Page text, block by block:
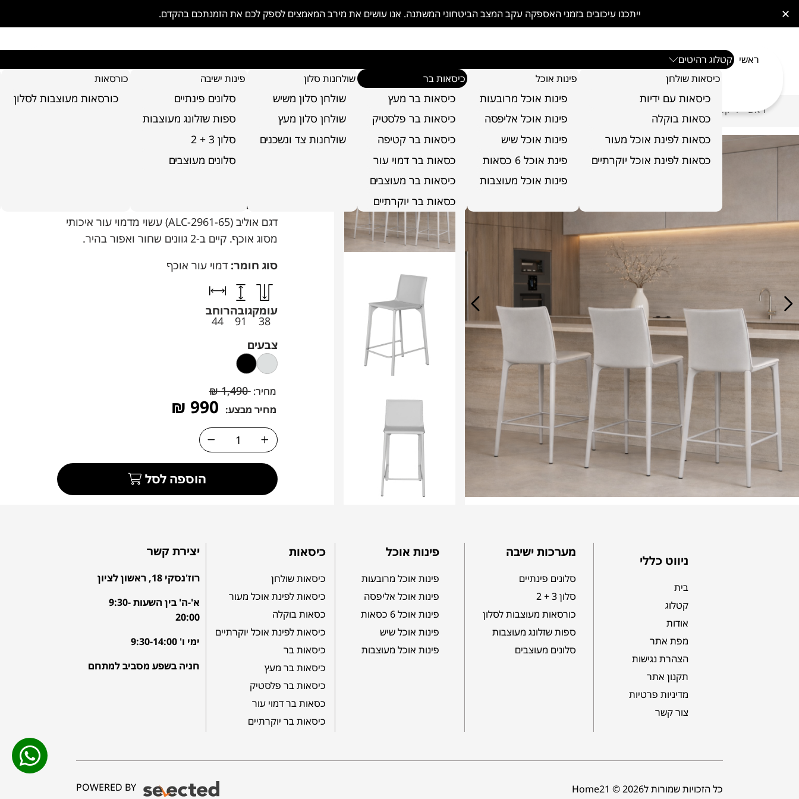
ייתכנו עיכובים בזמני האספקה עקב המצב הביטחוני המשתנה. אנו עושים את מירב המאמצים לספק לכם את הזמנתכם בהקדם. ✕
ראשי קטלוג רהיטים
כיסאות שולחן
כיסאות עם ידיות
כסאות בוקלה
כסאות לפינת אוכל מעור
כסאות לפינת אוכל יוקרתיים
פינות אוכל
פינות אוכל מרובעות
פינות אוכל אליפסה
פינות אוכל שיש
פינת אוכל 6 כסאות
פינות אוכל מעוצבות
כיסאות בר
כיסאות בר מעץ
כיסאות בר פלסטיק
כיסאות בר קטיפה
כסאות בר דמוי עור
כיסאות בר מעוצבים
כסאות בר יוקרתיים
שולחנות סלון
שולחן סלון משיש
שולחן סלון מעץ
שולחנות צד ונשכנים
פינות ישיבה
סלונים פינתיים
ספות שזלונג מעוצבות
סלון 3 + 2
סלונים מעוצבים
כורסאות
כורסאות מעוצבות לסלון
ראשי / קטלוג רהיטים
כיסא בר דגם אוליב
על המוצר
דגם אוליב (ALC-2961-65) עשוי מדמוי עור איכותי
מסוג אוכף. קיים ב-2 גוונים שחור ואפור בהיר.
סוג חומר:דמוי עור אוכף
עומק
38
גובה
91
רוחב
44
צבעים
מחיר: 1,490
₪
מחיר מבצע: 990
₪
הוספה לסל
ניווט כללי
בית
קטלוג
אודות
מפת אתר
הצהרת נגישות
תקנון אתר
מדיניות פרטיות
צור קשר
מערכות ישיבה
סלונים פינתיים
סלון 3 + 2
כורסאות מעוצבות לסלון
ספות שזלונג מעוצבות
סלונים מעוצבים
פינות אוכל
פינות אוכל מרובעות
פינות אוכל אליפסה
פינות אוכל 6 כסאות
פינות אוכל שיש
פינות אוכל מעוצבות
כיסאות
כיסאות שולחן
כיסאות לפינת אוכל מעור
כסאות בוקלה
כיסאות לפינת אוכל יוקרתיים
כיסאות בר
כיסאות בר מעץ
כיסאות בר פלסטיק
כסאות בר דמוי עור
כיסאות בר יוקרתיים
יצירת קשר
רוז'נסקי 18, ראשון לציון
א'-ה' בין השעות 9:30-
20:00
ימי ו' 9:30-14:00
חניה בשפע מסביב למתחם
כל הזכויות שמורות לHome21 © 2026 POWERED BY